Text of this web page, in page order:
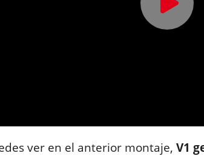
ver en el anterior montaje, V1